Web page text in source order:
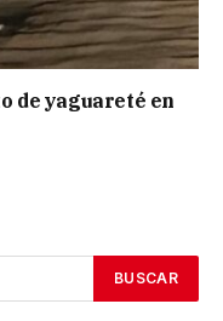
de yaguareté en